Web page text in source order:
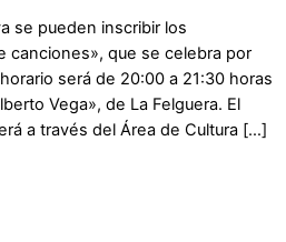
se pueden inscribir los
canciones», que se celebra por
será de 20:00 a 21:30 horas
Vega», de La Felguera. El
a través del Área de Cultura […]